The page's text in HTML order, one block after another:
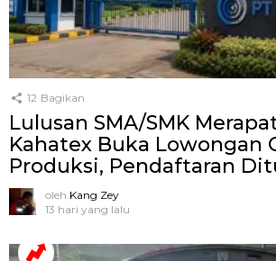
12 Bagikan
Lulusan SMA/SMK
Kahatex Buka Lowongan
Produksi, Pendaftaran
oleh Kang Zey
13 hari yang lalu